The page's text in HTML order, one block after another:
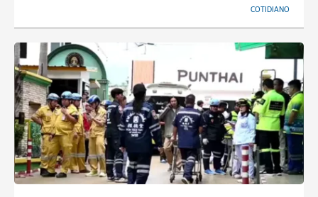
COTIDIANO